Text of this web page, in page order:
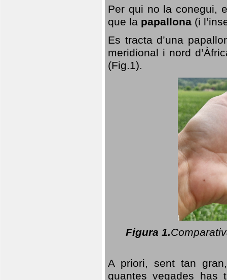
Per qui no la conegui,
que la papallona (i
Es tracta d’una
meridional i nord
(Fig.1).
Figura 1.
A priori, sent tan
quantes vegades has